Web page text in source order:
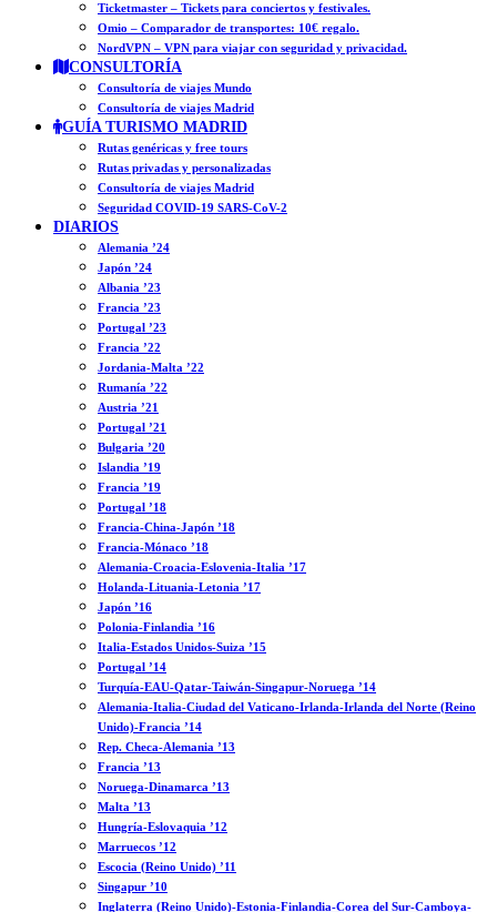
Ticketmaster – Tickets para conciertos y festivales.
Omio – Comparador de transportes: 10€ regalo.
NordVPN – VPN para viajar con seguridad y privacidad.
CONSULTORÍA
Consultoría de viajes Mundo
Consultoría de viajes Madrid
GUÍA TURISMO MADRID
Rutas genéricas y free tours
Rutas privadas y personalizadas
Consultoría de viajes Madrid
Seguridad COVID-19 SARS-CoV-2
DIARIOS
Alemania ’24
Japón ’24
Albania ’23
Francia ’23
Portugal ’23
Francia ’22
Jordania-Malta ’22
Rumanía ’22
Austria ’21
Portugal ’21
Bulgaria ’20
Islandia ’19
Francia ’19
Portugal ’18
Francia-China-Japón ’18
Francia-Mónaco ’18
Alemania-Croacia-Eslovenia-Italia ’17
Holanda-Lituania-Letonia ’17
Japón ’16
Polonia-Finlandia ’16
Italia-Estados Unidos-Suiza ’15
Portugal ’14
Turquía-EAU-Qatar-Taiwán-Singapur-Noruega ’14
Alemania-Italia-Ciudad del Vaticano-Irlanda-Irlanda del Norte (Reino
Unido)-Francia ’14
Rep. Checa-Alemania ’13
Francia ’13
Noruega-Dinamarca ’13
Malta ’13
Hungría-Eslovaquia ’12
Marruecos ’12
Escocia (Reino Unido) ’11
Singapur ’10
Inglaterra (Reino Unido)-Estonia-Finlandia-Corea del Sur-Camboya-